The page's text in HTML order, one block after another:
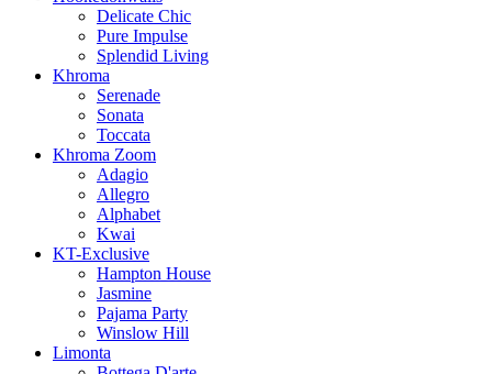
Delicate Chic
Pure Impulse
Splendid Living
Khroma
Serenade
Sonata
Toccata
Khroma Zoom
Adagio
Allegro
Alphabet
Kwai
KT-Exclusive
Hampton House
Jasmine
Pajama Party
Winslow Hill
Limonta